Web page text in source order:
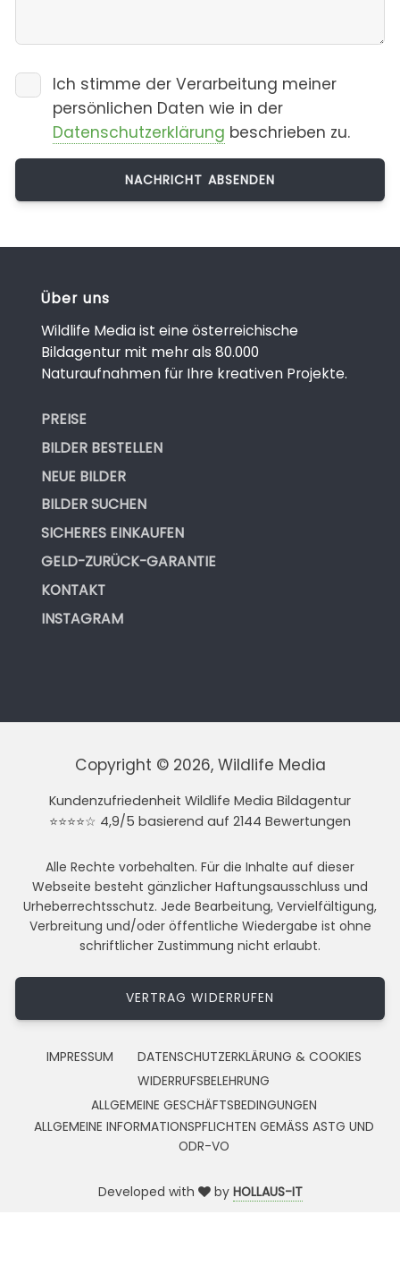
Ich stimme der Verarbeitung meiner
persönlichen Daten wie in der
Datenschutzerklärung beschrieben zu.
Über uns
Wildlife Media ist eine österreichische
Bildagentur mit mehr als 80.000
Naturaufnahmen für Ihre kreativen Projekte.
PREISE
BILDER BESTELLEN
NEUE BILDER
BILDER SUCHEN
SICHERES EINKAUFEN
GELD-ZURÜCK-GARANTIE
KONTAKT
INSTAGRAM
Copyright © 2026, Wildlife Media
Kundenzufriedenheit Wildlife Media Bildagentur
⭐⭐⭐⭐☆ 4,9/5 basierend auf 2144 Bewertungen
Alle Rechte vorbehalten. Für die Inhalte auf dieser
Webseite besteht gänzlicher Haftungsausschluss und
Urheberrechtsschutz. Jede Bearbeitung, Vervielfältigung,
Verbreitung und/oder öffentliche Wiedergabe ist ohne
schriftlicher Zustimmung nicht erlaubt.
VERTRAG WIDERRUFEN
IMPRESSUM
DATENSCHUTZERKLÄRUNG & COOKIES
WIDERRUFSBELEHRUNG
ALLGEMEINE GESCHÄFTSBEDINGUNGEN
ALLGEMEINE INFORMATIONSPFLICHTEN GEMÄSS ASTG UND
ODR-VO
Developed with by HOLLAUS-IT